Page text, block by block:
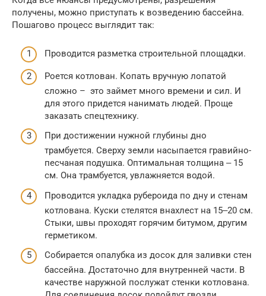
получены, можно приступать к возведению бассейна.
Пошагово процесс выглядит так:
Проводится разметка строительной площадки.
Роется котлован. Копать вручную лопатой
сложно – это займет много времени и сил. И
для этого придется нанимать людей. Проще
заказать спецтехнику.
При достижении нужной глубины дно
трамбуется. Сверху земли насыпается гравийно-
песчаная подушка. Оптимальная толщина ‒ 15
см. Она трамбуется, увлажняется водой.
Проводится укладка рубероида по дну и стенам
котлована. Куски стелятся внахлест на 15‒20 см.
Стыки, швы проходят горячим битумом, другим
герметиком.
Собирается опалубка из досок для заливки стен
бассейна. Достаточно для внутренней части. В
качестве наружной послужат стенки котлована.